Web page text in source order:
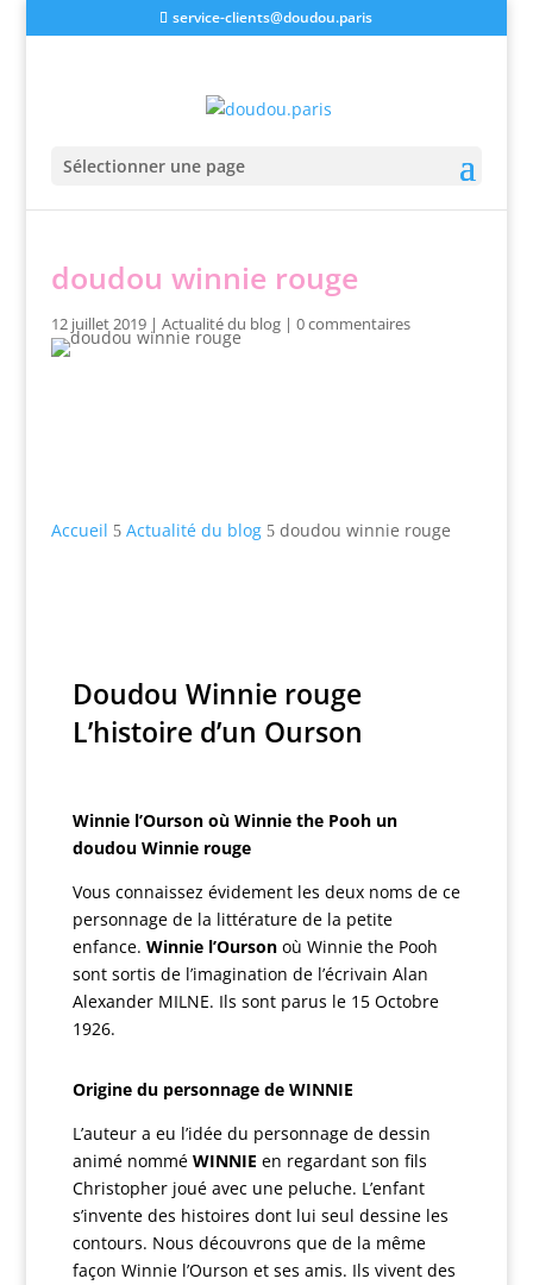
service-clients@doudou.paris
Sélectionner une page
doudou winnie rouge
12 juillet 2019| Actualité du blog| 0 commentaires
Accueil 5 Actualité du blog 5 doudou winnie rouge
Doudou Winnie rouge
L’histoire d’un Ourson
Winnie l’Ourson où Winnie the Pooh un
doudou Winnie rouge
Vous connaissez évidement les deux noms de ce
personnage de la littérature de la petite
enfance. Winnie l’Oursonoù Winnie the Pooh
sont sortis de l’imagination de l’écrivain Alan
Alexander MILNE. Ils sont parus le 15 Octobre
1926.
Origine du personnage de WINNIE
L’auteur a eu l’idée du personnage de dessin
animé nommé WINNIE en regardant son fils
Christopher joué avec une peluche. L’enfant
s’invente des histoires dont lui seul dessine les
contours. Nous découvrons que de la même
façon Winnie l’Ourson et ses amis. Ils vivent des